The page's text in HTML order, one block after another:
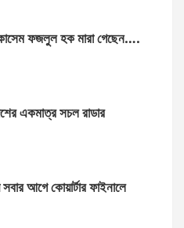
ফজলুল হক মারা গেছেন….
একমাত্র সচল রাডার
সবার আগে কোয়ার্টার ফাইনালে